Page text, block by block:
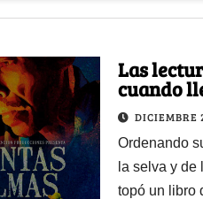
Las
cuando
DICIEMBRE
Ordenando
la selva y
topó un libro